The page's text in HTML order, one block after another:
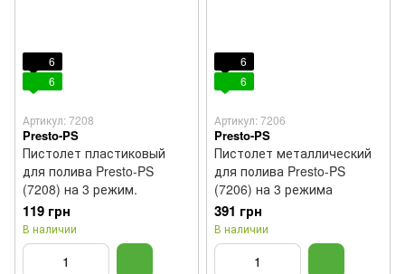
6
6
Артикул: 7208
Presto-PS
Пистолет пластиковый
для полива Presto-PS
(7208) на 3 режим.
119 грн
В наличии
6
6
Артикул: 7206
Presto-PS
Пистолет металлический
для полива Presto-PS
(7206) на 3 режима
391 грн
В наличии